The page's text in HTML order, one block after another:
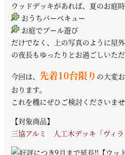
ウッドデッキがあれば、夏のお庭
おうちバーベキュー
お庭でプール遊び
だけでなく、上の写真のように屋
の夜長もゆったりとお過ごしいただ
今回は、 先着10台限り の大変
おります。
これを機にぜひご検討くださいませ
【対象商品】
三協アルミ 人工木デッキ「ヴィラ